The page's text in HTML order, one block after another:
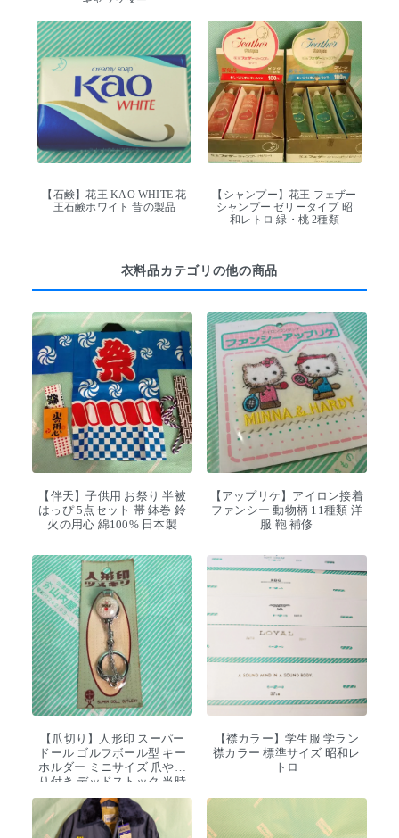
【石鹸】花王 KAO WHITE 花
王石鹸ホワイト 昔の製品
【シャンプー】花王 フェザー
シャンプー ゼリータイプ 昭
和レトロ 緑・桃 2種類
衣料品カテゴリの他の商品
【伴天】子供用 お祭り 半被
はっぴ 5点セット 帯 鉢巻 鈴
火の用心 綿100% 日本製
【アップリケ】アイロン接着
ファンシー 動物柄 11種類 洋
服 鞄 補修
【爪切り】人形印 スーパー
ドール ゴルフボール型 キー
ホルダー ミニサイズ 爪やす
り付き デッドストック 当時
物
【襟カラー】学生服 学ラン
襟カラー 標準サイズ 昭和レ
トロ